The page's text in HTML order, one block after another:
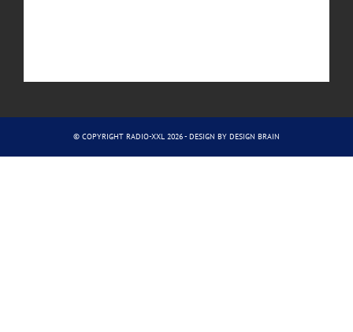
© COPYRIGHT RADIO-XXL 2026 - DESIGN BY DESIGN BRAIN